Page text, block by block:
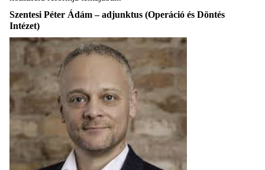
Szentesi Péter Ádám – adjunktus (Operáció és Döntés
Intézet)